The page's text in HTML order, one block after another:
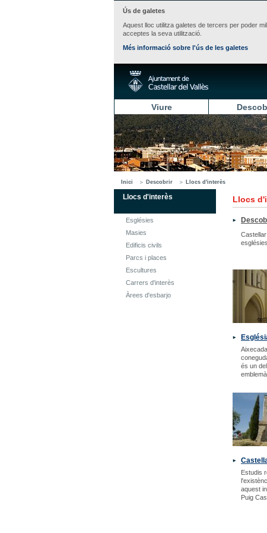
Ús de galetes
Aquest lloc utilitza galetes de tercers per poder
acceptes la seva utilització.
Més informació sobre l'ús de les galetes
Viure
Inici Descobrir Llocs d'interès
Llocs d'interès
Esglésies
Masies
Edificis civils
Parcs i places
Escultures
Carrers d'interès
Àrees d'esbarjo
Llocs
és un
Estudis
aquest
Puig